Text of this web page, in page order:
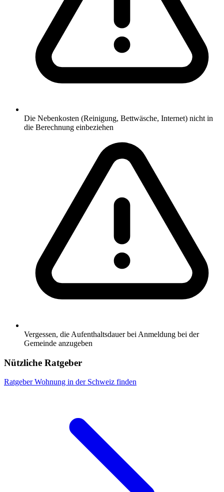
Die Nebenkosten (Reinigung, Bettwäsche, Internet) nicht in
die Berechnung einbeziehen
Vergessen, die Aufenthaltsdauer bei Anmeldung bei der
Gemeinde anzugeben
Nützliche Ratgeber
RatgeberWohnung in der Schweiz finden